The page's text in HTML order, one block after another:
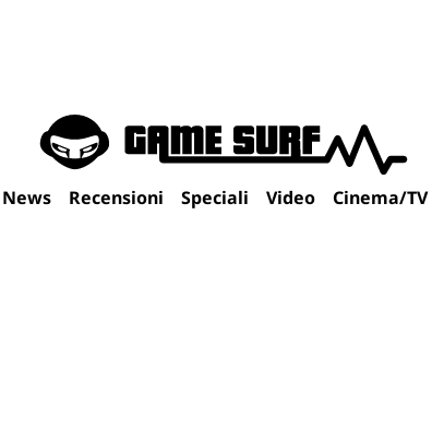
News Recensioni Speciali Video Cinema/TV